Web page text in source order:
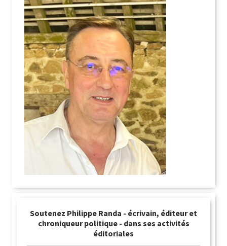
Soutenez Philippe Randa - écrivain, éditeur et
chroniqueur politique - dans ses activités
éditoriales